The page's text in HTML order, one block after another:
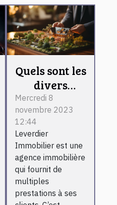
Quels sont les
divers
services que
propose
Leverdier
Immobilier ?
Mercredi 8
novembre 2023
12:44
Leverdier
Immobilier est une
agence immobilière
qui fournit de
multiples
prestations à ses